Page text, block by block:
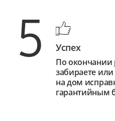
5 Успех
По окончании
забираете
на дом
гарантийным